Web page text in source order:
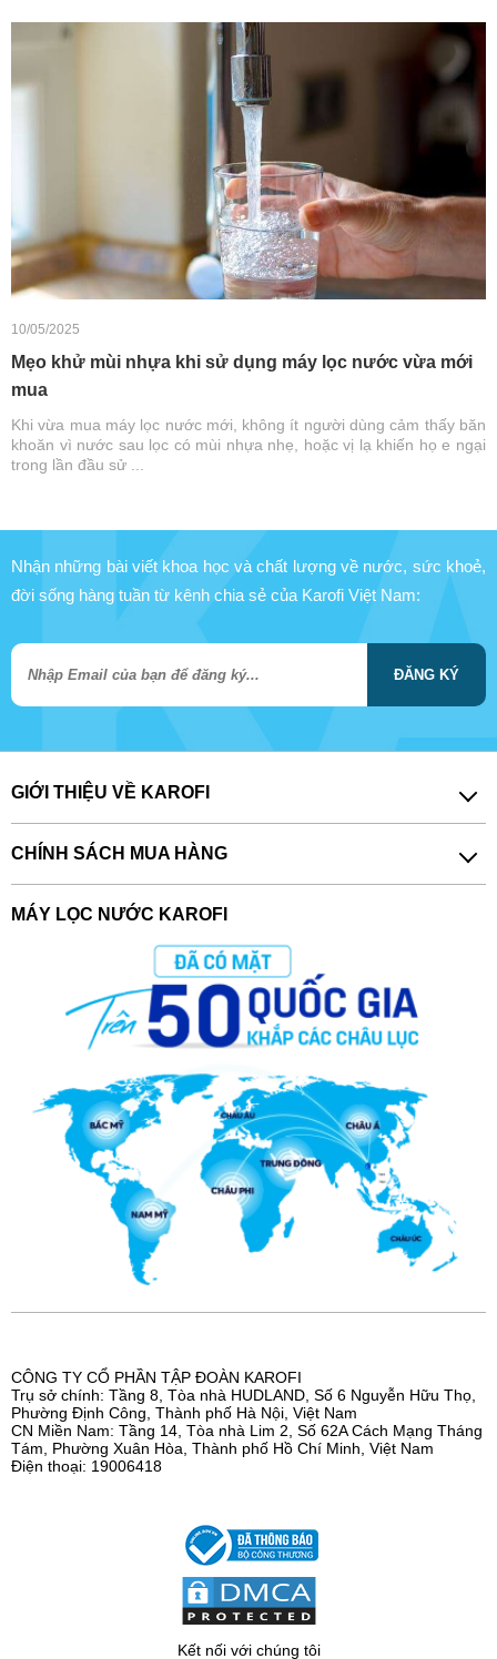
10/05/2025
Mẹo khử mùi nhựa khi sử dụng máy lọc nước vừa mới
mua
Khi vừa mua máy lọc nước mới, không ít người dùng cảm thấy băn
khoăn vì nước sau lọc có mùi nhựa nhẹ, hoặc vị lạ khiến họ e ngại
trong lần đầu sử ...
Nhận những bài viết khoa học và chất lượng về nước, sức khoẻ,
đời sống hàng tuần từ kênh chia sẻ của Karofi Việt Nam:
ĐĂNG KÝ
GIỚI THIỆU VỀ KAROFI
CHÍNH SÁCH MUA HÀNG
MÁY LỌC NƯỚC KAROFI
CÔNG TY CỔ PHẦN TẬP ĐOÀN KAROFI
Trụ sở chính: Tầng 8, Tòa nhà HUDLAND, Số 6 Nguyễn Hữu Thọ,
Phường Định Công, Thành phố Hà Nội, Việt Nam
CN Miền Nam: Tầng 14, Tòa nhà Lim 2, Số 62A Cách Mạng Tháng
Tám, Phường Xuân Hòa, Thành phố Hồ Chí Minh, Việt Nam
Điện thoại: 19006418
Kết nối với chúng tôi